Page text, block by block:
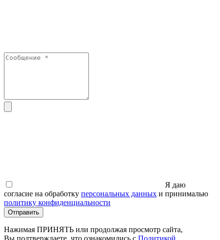
Я даю
согласие на обработку персональных данных и принималью
политику конфиденциальности
Отправить
Нажимая ПРИНЯТЬ или продолжая просмотр сайта,